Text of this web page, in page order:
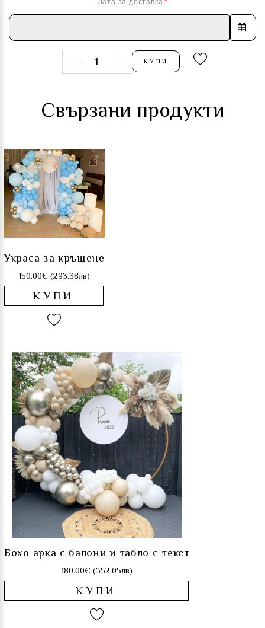
КУПИ
Свързани продукти
Украса за кръщене
150.00€ (293.38лв)
КУПИ
Бохо арка с балони и табло с текст
180.00€ (352.05лв)
КУПИ